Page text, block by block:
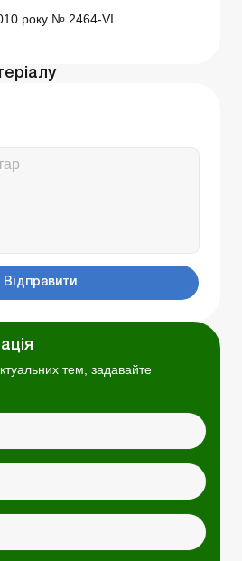
року № 2464-VI.
Відправити
тем, задавайте